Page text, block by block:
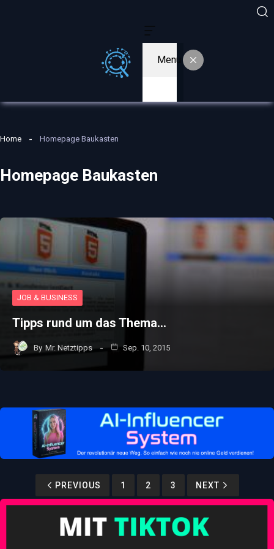
Menu
Home Homepage Baukasten
Homepage Baukasten
JOB & BUSINESS
Tipps rund um das Thema…
By Mr. Netztipps Sep. 10, 2015
PREVIOUS 1 2 3 NEXT